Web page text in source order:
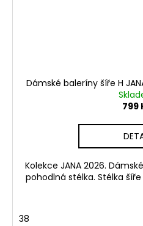
Dámské baleríny šíře H
799
Kolekce JANA 2026.
pohodlná stélka. Stélka šíře
38